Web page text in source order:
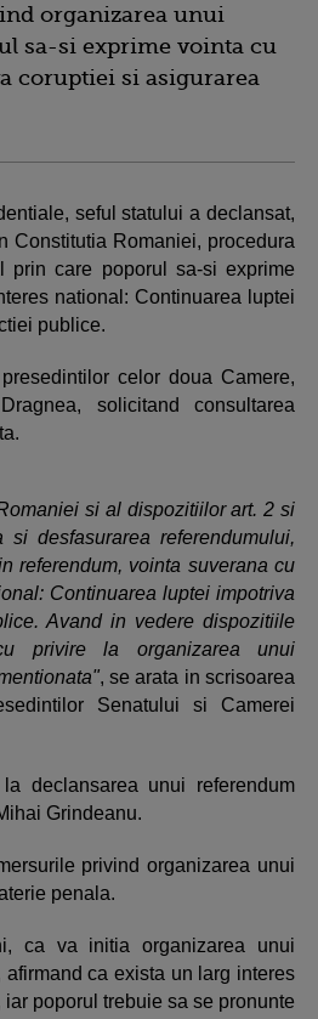
organizarea unui
sa-si exprime vointa cu
coruptiei si asigurarea
seful statului a declansat,
Constitutia Romaniei, procedura
prin care poporul sa-si exprime
national: Continuarea luptei
publice.
celor doua Camere,
solicitand consultarea
si al dispozitiilor art. 2 si
desfasurarea referendumului,
referendum, vointa suverana cu
Continuarea luptei impotriva
Avand in vedere dispozitiile
privire la organizarea unui
, se arata in scrisoarea
Senatului si Camerei
declansarea unui referendum
Grindeanu.
privind organizarea unui
penala.
ca va initia organizarea unui
ca exista un larg interes
poporul trebuie sa se pronunte